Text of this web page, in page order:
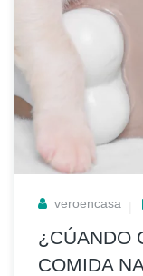
veroencasa
¿CÚANDO
COMIDA